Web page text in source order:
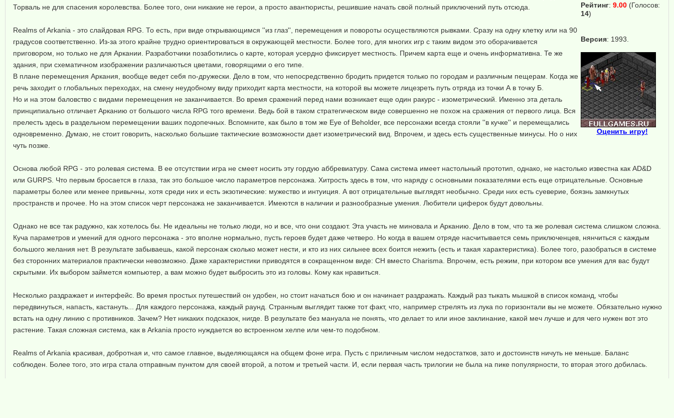
Рейтинг: 9.00 (Голосов:
14)
Версия: 1993.
Оценить игру!
Торваль не для спасения королевства. Более того, они никакие не герои, а просто авантюристы, решившие начать свой полный приключений путь отсюда.
Realms of Arkania - это слайдовая RPG. То есть, при виде открывающимся ''из глаз'', перемещения и повороты осуществляются рывками. Сразу на одну клетку или на 90
градусов соответственно. Из-за этого крайне трудно ориентироваться в окружающей местности. Более того, для многих игр с таким видом это оборачивается
приговором, но только не для Аркании. Разработчики позаботились о карте, которая усердно фиксирует местность. Причем карта еще и очень информативна. Те же
здания, при схематичном изображении различаються цветами, говорящими о его типе.
В плане перемещения Аркания, вообще ведет себя по-дружески. Дело в том, что непосредственно бродить придется только по городам и различным пещерам. Когда же
речь заходит о глобальных переходах, на смену неудобному виду приходит карта местности, на которой вы можете лицезреть путь отряда из точки А в точку Б.
Но и на этом баловство с видами перемещения не заканчивается. Во время сражений перед нами возникает еще один ракурс - изометрический. Именно эта деталь
принципиально отличает Арканию от большого числа RPG того времени. Ведь бой в таком стратегическом виде совершенно не похож на сражения от первого лица. Вся
прелесть здесь в раздельном перемещении ваших подопечных. Вспомните, как было в том же Eye of Beholder, все персонажи всегда стояли ''в кучке'' и перемещались
одновременно. Думаю, не стоит говорить, насколько большие тактические возможности дает изометрический вид. Впрочем, и здесь есть существенные минусы. Но о них
чуть позже.
Основа любой RPG - это ролевая система. В ее отсутствии игра не смеет носить эту гордую аббревиатуру. Сама система имеет настольный прототип, однако, не настолько известна как AD&D
или GURPS. Что первым бросается в глаза, так это большое число параметров персонажа. Хитрость здесь в том, что наряду с основными показателями есть еще отрицательные. Основные
параметры более или менее привычны, хотя среди них и есть экзотические: мужество и интуиция. А вот отрицательные выглядят необычно. Среди них есть суеверие, боязнь замкнутых
пространств и прочее. Но на этом список черт персонажа не заканчивается. Имеются в наличии и разнообразные умения. Любители циферок будут довольны.
Однако не все так радужно, как хотелось бы. Не идеальны не только люди, но и все, что они создают. Эта участь не миновала и Арканию. Дело в том, что та же ролевая система слишком сложна.
Куча параметров и умений для одного персонажа - это вполне нормально, пусть героев будет даже четверо. Но когда в вашем отряде насчитывается семь приключенцев, нянчиться с каждым
большого желания нет. В результате забываешь, какой персонаж сколько может нести, и кто из них сильнее всех боится нежить (есть и такая характеристика). Более того, разобраться в системе
без сторонних материалов практически невозможно. Даже характеристики приводятся в сокращенном виде: CH вместо Charisma. Впрочем, есть режим, при котором все умения для вас будут
скрытыми. Их выбором займется компьютер, а вам можно будет выбросить это из головы. Кому как нравиться.
Несколько раздражает и интерфейс. Во время простых путешествий он удобен, но стоит начаться бою и он начинает раздражать. Каждый раз тыкать мышкой в список команд, чтобы
передвинуться, напасть, кастануть... Для каждого персонажа, каждый раунд. Странным выглядит также тот факт, что, например стрелять из лука по горизонтали вы не можете. Обязательно нужно
встать на одну линию с противников. Зачем? Нет никаких подсказок, нигде. В результате без мануала не понять, что делает то или иное заклинание, какой меч лучше и для чего нужен вот это
растение. Такая сложная система, как в Arkania просто нуждается во встроенном хелпе или чем-то подобном.
Realms of Arkania красивая, добротная и, что самое главное, выделяющаяся на общем фоне игра. Пусть с приличным числом недостатков, зато и достоинств ничуть не меньше. Баланс
соблюден. Более того, это игра стала отправным пунктом для своей второй, а потом и третьей части. И, если первая часть трилогии не была на пике популярности, то вторая этого добилась.